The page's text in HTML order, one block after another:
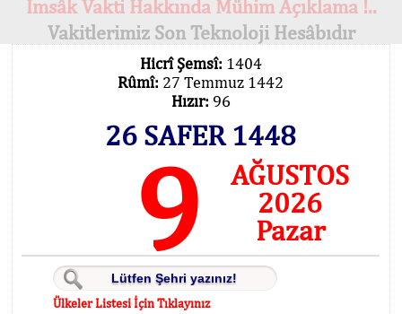
İmsâk Vakti Hakkında Mühim Açıklama !..
Vakitlerimiz Son Teknoloji Hesâbıdır
Hicrî Şemsî: 1404
Rûmî: 27 Temmuz 1442
Hızır: 96
26 SAFER 1448
9
AĞUSTOS
2026
Pazar
Ülkeler Listesi İçin Tıklayınız